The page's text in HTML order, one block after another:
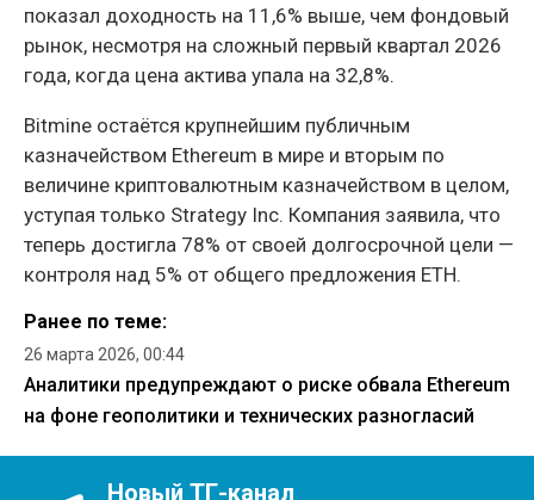
показал доходность на 11,6% выше, чем фондовый
рынок, несмотря на сложный первый квартал 2026
года, когда цена актива упала на 32,8%.
Bitmine остаётся крупнейшим публичным
казначейством Ethereum в мире и вторым по
величине криптовалютным казначейством в целом,
уступая только Strategy Inc. Компания заявила, что
теперь достигла 78% от своей долгосрочной цели —
контроля над 5% от общего предложения ETH.
Ранее по теме:
26 марта 2026, 00:44
Аналитики предупреждают о риске обвала Ethereum
на фоне геополитики и технических разногласий
Новый ТГ-канал